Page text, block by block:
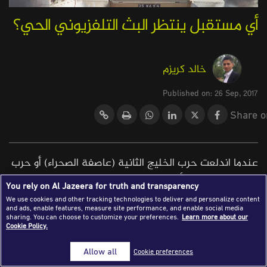
Success Stories
Journalism Magazine
أي مستقبل ينتظر البث التلفزيوني الحي؟
خالد كريزم
Published on: 26 Sep, 2017
Share
عندما اندلعت حرب الخليج الثانية (عاصفة الصحراء) أو حرب
تحرير الكويت في أغسطس 1990، التي شنتها قوات التحالف
المكونة من 34 دولة بقيادة الولايات المتحدة الأميركية ضد
العراق، كان المنتصر الإعلامي الوحيد في أول أيام الحرب
غزت تقارير المراسليْن بيرنارد شاو وبيتر أرنيت، العالم
You rely on Al Jazeera for truth and transparency
We use cookies and other tracking technologies to deliver and personalize content
and ads, enable features, measure site performance, and enable social media
sharing. You can choose to customize your preferences. Learn more about our
Cookie Policy.
Cookie preferences
Allow all